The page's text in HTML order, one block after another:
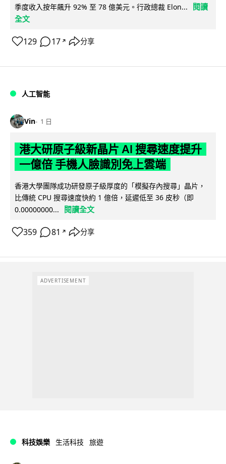
季度收入按年飆升 92% 至 78 億美元。行政總裁 Elon...
閱讀
全文
129 17 ↗ 分享
人工智能
Vin 1 日
港大研原子級新晶片 AI 搜尋速度提升
一億倍 手機人臉識別免上雲端
香港大學團隊成功研發原子級厚度的「模擬存內搜尋」晶片，
比傳統 CPU 搜尋速度快約 1 億倍，延遲低至 36 皮秒（即
0.00000000...
閱讀全文
359 81 ↗ 分享
ADVERTISEMENT
科技娛樂 生活科技 旅遊